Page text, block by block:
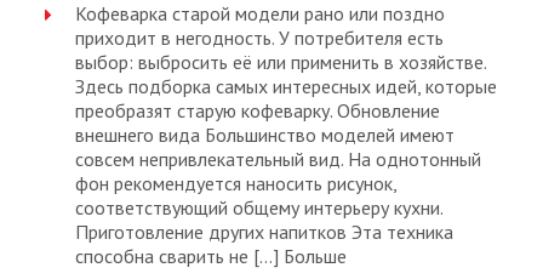
Кофеварка старой модели рано или поздно
приходит в негодность. У потребителя есть
выбор: выбросить её или применить в хозяйстве.
Здесь подборка самых интересных идей, которые
преобразят старую кофеварку. Обновление
внешнего вида Большинство моделей имеют
совсем непривлекательный вид. На однотонный
фон рекомендуется наносить рисунок,
соответствующий общему интерьеру кухни.
Приготовление других напитков Эта техника
способна сварить не […] Больше